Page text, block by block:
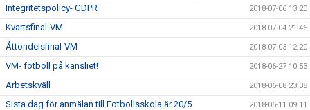
Integritetspolicy- GDPR 2018-07-06 13:20
Kvartsfinal-VM 2018-07-04 21:46
Åttondelsfinal-VM 2018-07-03 12:20
VM- fotboll på kansliet! 2018-06-27 10:53
Arbetskväll 2018-06-08 23:38
Sista dag för anmälan till Fotbollsskola är 20/5. 2018-05-11 09:11